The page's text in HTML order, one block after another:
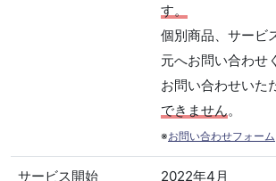
す。
個別商品、サービ
元へお問い合わせ
お問い合わせいた
できません。
※お問い合わせフォーム
サービス開始 2022年4月